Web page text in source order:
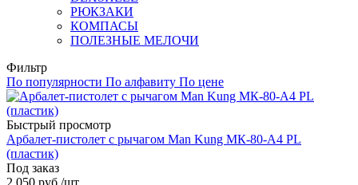
РЮКЗАКИ
КОМПАСЫ
ПОЛЕЗНЫЕ МЕЛОЧИ
Фильтр
По популярности По алфавиту По цене
Быстрый просмотр
Арбалет-пистолет с рычагом Man Kung МК-80-А4 РL
(пластик)
Под заказ
2 050 руб./шт